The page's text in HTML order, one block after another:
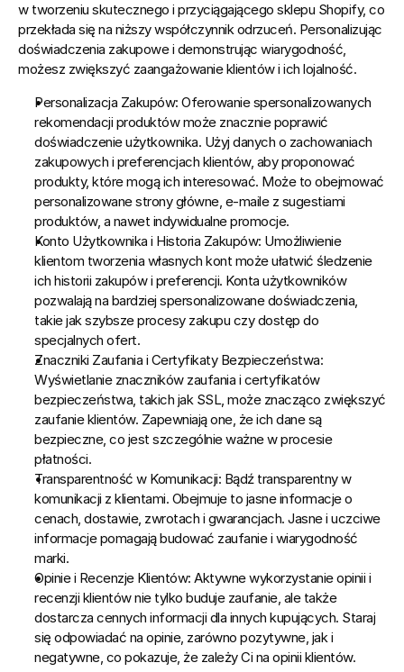
w tworzeniu skutecznego i przyciągającego sklepu Shopify, co
przekłada się na niższy współczynnik odrzuceń. Personalizując
doświadczenia zakupowe i demonstrując wiarygodność,
możesz zwiększyć zaangażowanie klientów i ich lojalność.
Personalizacja Zakupów: Oferowanie spersonalizowanych
rekomendacji produktów może znacznie poprawić
doświadczenie użytkownika. Użyj danych o zachowaniach
zakupowych i preferencjach klientów, aby proponować
produkty, które mogą ich interesować. Może to obejmować
personalizowane strony główne, e-maile z sugestiami
produktów, a nawet indywidualne promocje.
Konto Użytkownika i Historia Zakupów: Umożliwienie
klientom tworzenia własnych kont może ułatwić śledzenie
ich historii zakupów i preferencji. Konta użytkowników
pozwalają na bardziej spersonalizowane doświadczenia,
takie jak szybsze procesy zakupu czy dostęp do
specjalnych ofert.
Znaczniki Zaufania i Certyfikaty Bezpieczeństwa:
Wyświetlanie znaczników zaufania i certyfikatów
bezpieczeństwa, takich jak SSL, może znacząco zwiększyć
zaufanie klientów. Zapewniają one, że ich dane są
bezpieczne, co jest szczególnie ważne w procesie
płatności.
Transparentność w Komunikacji: Bądź transparentny w
komunikacji z klientami. Obejmuje to jasne informacje o
cenach, dostawie, zwrotach i gwarancjach. Jasne i uczciwe
informacje pomagają budować zaufanie i wiarygodność
marki.
Opinie i Recenzje Klientów: Aktywne wykorzystanie opinii i
recenzji klientów nie tylko buduje zaufanie, ale także
dostarcza cennych informacji dla innych kupujących. Staraj
się odpowiadać na opinie, zarówno pozytywne, jak i
negatywne, co pokazuje, że zależy Ci na opinii klientów.